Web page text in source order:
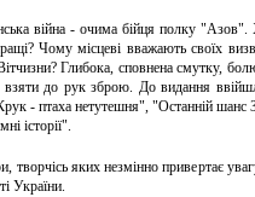
війна - очима бійця полку "Азов".
Чому місцеві вважають своїх
Глибока, сповнена смутку,
взяти до рук зброю. До видання
- птаха нетутешня", "Останній шанс
історії".
яких незмінно привертає
України.